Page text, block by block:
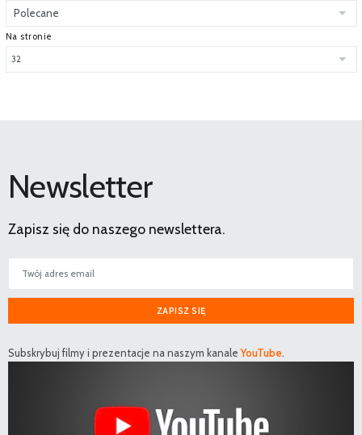
Na stronie
Newsletter
Zapisz się do naszego newslettera.
ZAPISZ SIĘ
Subskrybuj filmy i prezentacje na naszym kanaleYouTube